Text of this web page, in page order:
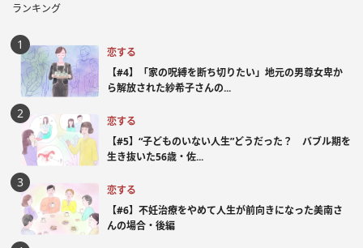
ランキング
恋する
【#4】「家の呪縛を断ち切りたい」地元の男尊女卑か
ら解放された紗希子さんの...
恋する
【#5】“子どものいない人生”どうだった？ バブル期を
生き抜いた56歳・佐...
恋する
【#6】不妊治療をやめて人生が前向きになった美南さ
んの場合・後編